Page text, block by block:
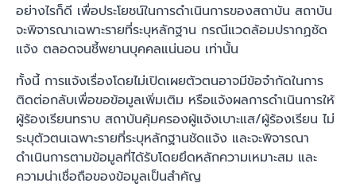
อย่างไรก็ดี เพื่อประโยชน์ในการดำเนินการของสถาบัน สถาบัน
จะพิจารณาเฉพาะรายที่ระบุหลักฐาน กรณีแวดล้อมปรากฏชัด
แจ้ง ตลอดจนชี้พยานบุคคลแน่นอน เท่านั้น
ทั้งนี้ การแจ้งเรื่องโดยไม่เปิดเผยตัวตนอาจมีข้อจำกัดในการ
ติดต่อกลับเพื่อขอข้อมูลเพิ่มเติม หรือแจ้งผลการดำเนินการให้
ผู้ร้องเรียนทราบ สถาบันคุ้มครองผู้แจ้งเบาะแส/ผู้ร้องเรียน ไม่
ระบุตัวตนเฉพาะรายที่ระบุหลักฐานชัดแจ้ง และจะพิจารณา
ดำเนินการตามข้อมูลที่ได้รับโดยยึดหลักความเหมาะสม และ
ความน่าเชื่อถือของข้อมูลเป็นสำคัญ